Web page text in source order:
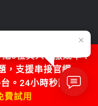
5位真人客服成本！
，支援串接官網、
。24小時秒回不漏
費試用